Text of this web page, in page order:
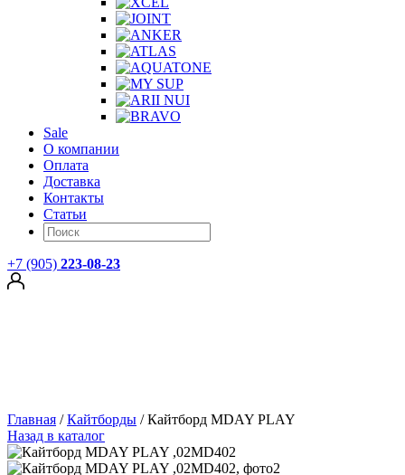
Sale
О компании
Оплата
Доставка
Контакты
Статьи
+7 (905) 223-08-23
Главная /Кайтборды /Кайтборд MDAY PLAY
Назад в каталог